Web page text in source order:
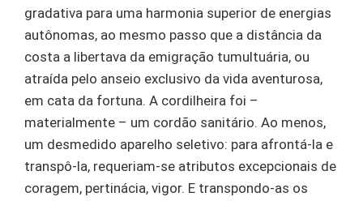
gradativa para uma harmonia superior de energias
autônomas, ao mesmo passo que a distância da
costa a libertava da emigração tumultuária, ou
atraída pelo anseio exclusivo da vida aventurosa,
em cata da fortuna. A cordilheira foi –
materialmente – um cordão sanitário. Ao menos,
um desmedido aparelho seletivo: para afrontá-la e
transpô-la, requeriam-se atributos excepcionais de
coragem, pertinácia, vigor. E transpondo-as os